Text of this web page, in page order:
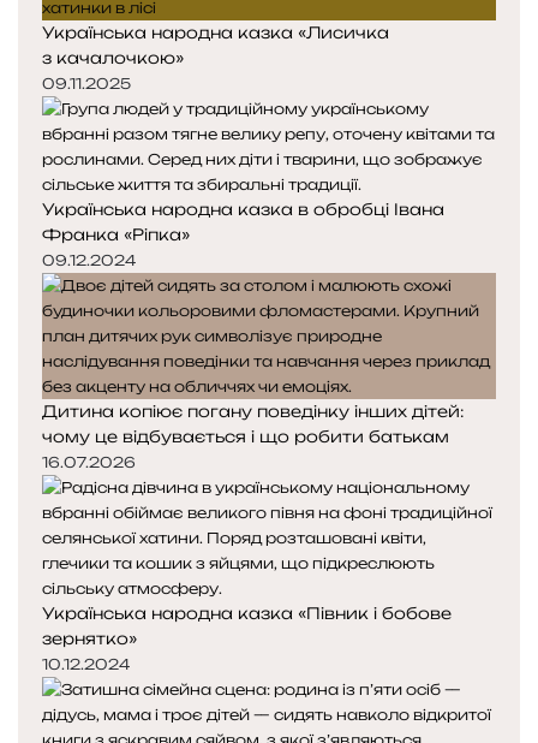
Українська народна казка «Лисичка
з качалочкою»
09.11.2025
Українська народна казка в обробці Івана
Франка «Ріпка»
09.12.2024
Дитина копіює погану поведінку інших дітей:
чому це відбувається і що робити батькам
16.07.2026
Українська народна казка «Півник і бобове
зернятко»
10.12.2024